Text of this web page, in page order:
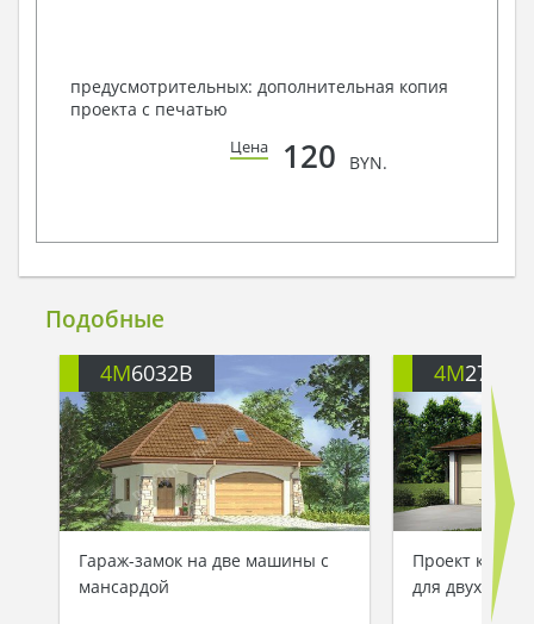
предусмотрительных: дополнительная копия
проекта с печатью
Цена 120 BYN.
Подобные
4M6032B
Гараж-замок на две машины с
мансардой
4M2751
Проект
для двух